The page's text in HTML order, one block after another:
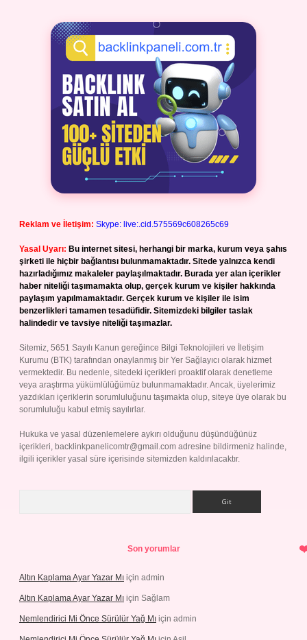
Reklam ve İletişim: Skype: live:.cid.575569c608265c69
Yasal Uyarı: Bu internet sitesi, herhangi bir marka, kurum veya şahıs
şirketi ile hiçbir bağlantısı bulunmamaktadır. Sitede yalnızca kendi
hazırladığımız makaleler paylaşılmaktadır. Burada yer alan içerikler
haber niteliği taşımamakta olup, gerçek kurum ve kişiler hakkında
paylaşım yapılmamaktadır. Gerçek kurum ve kişiler ile isim
benzerlikleri tamamen tesadüfidir. Sitemizdeki bilgiler taslak
halindedir ve tavsiye niteliği taşımazlar.
Sitemiz, 5651 Sayılı Kanun gereğince Bilgi Teknolojileri ve İletişim
Kurumu (BTK) tarafından onaylanmış bir Yer Sağlayıcı olarak hizmet
vermektedir. Bu nedenle, sitedeki içerikleri proaktif olarak denetleme
veya araştırma yükümlülüğümüz bulunmamaktadır. Ancak, üyelerimiz
yazdıkları içeriklerin sorumluluğunu taşımakta olup, siteye üye olarak bu
sorumluluğu kabul etmiş sayılırlar.
Hukuka ve yasal düzenlemelere aykırı olduğunu düşündüğünüz
içerikleri, backlinkpanelicomtr@gmail.com adresine bildirmeniz halinde,
ilgili içerikler yasal süre içerisinde sitemizden kaldırılacaktır.
Son yorumlar
Altın Kaplama Ayar Yazar Mı için admin
Altın Kaplama Ayar Yazar Mı için Sağlam
Nemlendirici Mi Önce Sürülür Yağ Mı için admin